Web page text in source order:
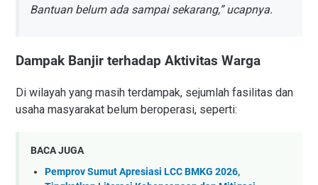
Bantuan belum ada sampai sekarang,” ucapnya.
Dampak Banjir terhadap Aktivitas Warga
Di wilayah yang masih terdampak, sejumlah fasilitas dan
usaha masyarakat belum beroperasi, seperti:
BACA JUGA
Pemprov Sumut Apresiasi LCC BMKG 2026,